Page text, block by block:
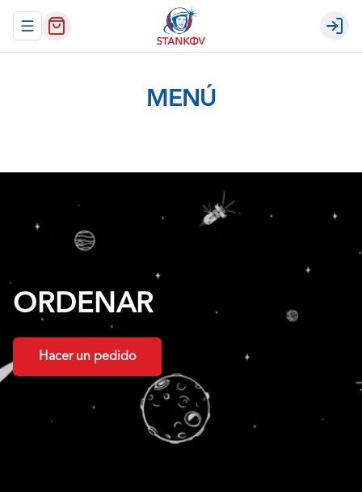
Abrir menu de navegación Login
MENÚ
ORDENAR
Hacer un pedido